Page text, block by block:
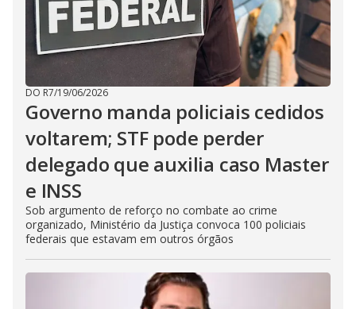
DO R7/19/06/2026
Governo manda policiais cedidos
voltarem; STF pode perder
delegado que auxilia caso Master
e INSS
Sob argumento de reforço no combate ao crime
organizado, Ministério da Justiça convoca 100 policiais
federais que estavam em outros órgãos